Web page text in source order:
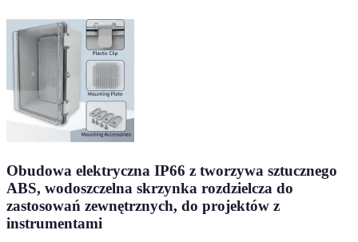
Obudowa elektryczna IP66 z tworzywa sztucznego
ABS, wodoszczelna skrzynka rozdzielcza do
zastosowań zewnętrznych, do projektów z
instrumentami